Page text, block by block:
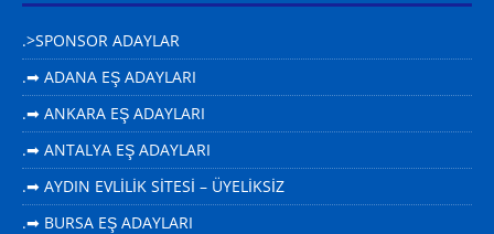
.>SPONSOR ADAYLAR
.➡ ADANA EŞ ADAYLARI
.➡ ANKARA EŞ ADAYLARI
.➡ ANTALYA EŞ ADAYLARI
.➡ AYDIN EVLİLİK SİTESİ – ÜYELİKSİZ
.➡ BURSA EŞ ADAYLARI